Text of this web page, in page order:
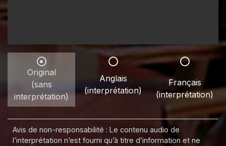
Original
(sans
interprétation)
Anglais
(interprétation)
Français
(interprétation)
Avis de non-responsabilité : Le contenu audio de
l’interprétation n’est fourni qu’à titre d’information et ne